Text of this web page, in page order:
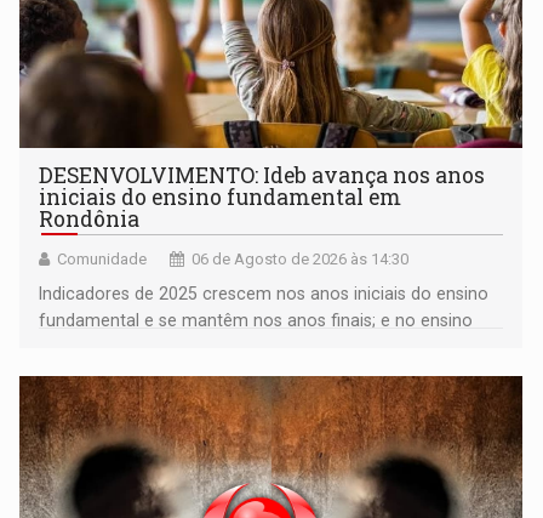
DESENVOLVIMENTO: Ideb avança nos anos
iniciais do ensino fundamental em
Rondônia
Comunidade 06 de Agosto de 2026 às 14:30
Indicadores de 2025 crescem nos anos iniciais do ensino
fundamental e se mantêm nos anos finais; e no ensino